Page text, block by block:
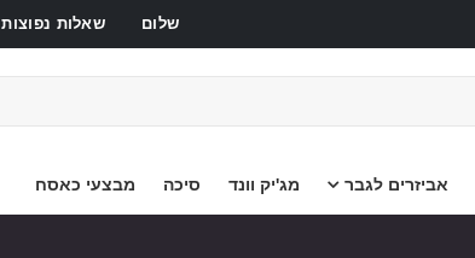
שלום שאלות נפוצות
אביזרים לגבר מג'יק וונד סיכה מבצעי כאסח